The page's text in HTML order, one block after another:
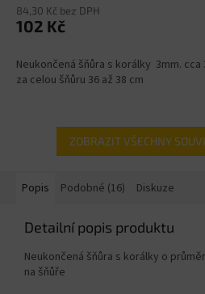
84,30 Kč bez DPH
102 Kč
Neukončená šňůra s korálky 3mm. cca
za celou šňůru 36 až 38 cm
ZOBRAZIT VŠECHNY
Popis Podobné (16) Diskuze
Detailní popis produktu
Neukončená šňůra s korálky o
na šňůře